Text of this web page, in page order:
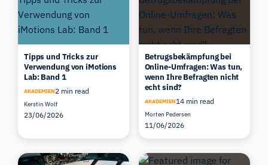
Tipps und Tricks zur
Verwendung von iMotions
Lab: Band 1
AKADEMIEN2 min read
Kerstin Wolf
23/06/2026
Betrugsbekämpfung bei
Online-Umfragen: Was tun,
wenn Ihre Befragten nicht
echt sind?
AKADEMIEN14 min read
Morten Pedersen
11/06/2026